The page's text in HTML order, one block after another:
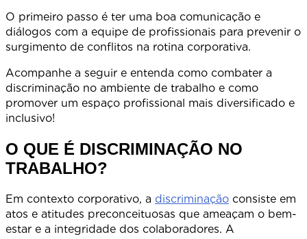
O primeiro passo é ter uma boa comunicação e
diálogos com a equipe de profissionais para prevenir o
surgimento de conflitos na rotina corporativa.
Acompanhe a seguir e entenda como combater a
discriminação no ambiente de trabalho e como
promover um espaço profissional mais diversificado e
inclusivo!
O QUE É DISCRIMINAÇÃO NO
TRABALHO?
Em contexto corporativo, a discriminação consiste em
atos e atitudes preconceituosas que ameaçam o bem-
estar e a integridade dos colaboradores. A